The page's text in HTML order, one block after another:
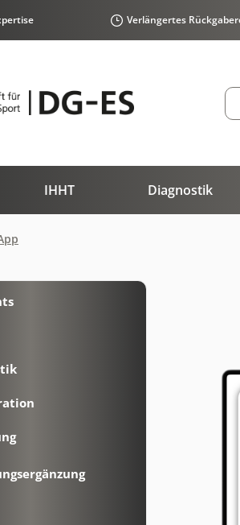
springenVerlängertes
IHHT Diagnostik